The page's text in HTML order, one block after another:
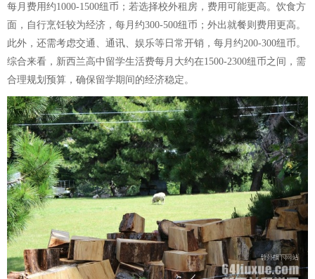
每月费用约1000-1500纽币；若选择校外租房，费用可能更高。饮食方
面，自行烹饪较为经济，每月约300-500纽币；外出就餐则费用更高。
此外，还需考虑交通、通讯、娱乐等日常开销，每月约200-300纽币。
综合来看，新西兰高中留学生活费每月大约在1500-2300纽币之间，需
合理规划预算，确保留学期间的经济稳定。